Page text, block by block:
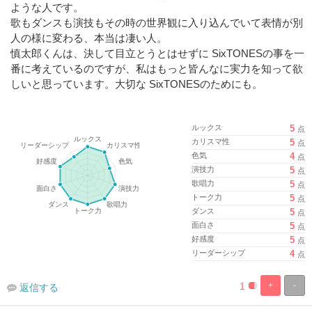
ような人です。
歌もダンスも演技もその時の世界観に入り込んでいて表情が別
人の様に変わる、本当は凄い人。
慎太郎くんは、決して目立とうとはせずに SixTONESの事を一
番に考えているのですが、私はもっと皆んなに実力を知って欲
しいと思っています。大切な SixTONESのためにも。
ルックス 5 点
カリスマ性
5 点
色気
4 点
演技力
5 点
歌唱力
5 点
トーク力
5 点
ダンス
5 点
面白さ
5 点
好感度
5 点
リーダーシップ
4 点
-
+
%100%
1
返信する